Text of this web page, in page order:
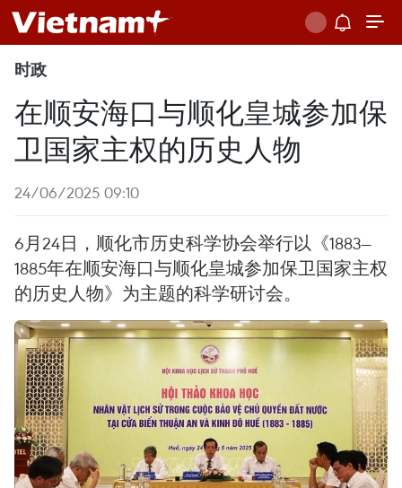
时政
在顺安海口与顺化皇城参加保
卫国家主权的历史人物
24/06/2025 09:10
6月24日，顺化市历史科学协会举行以《1883—
1885年在顺安海口与顺化皇城参加保卫国家主权
的历史人物》为主题的科学研讨会。